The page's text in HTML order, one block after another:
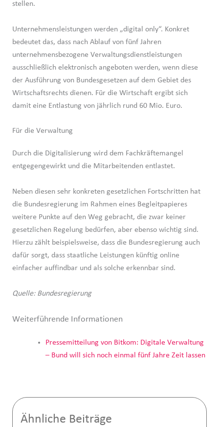
stellen.
Unternehmensleistungen werden „digital only“. Konkret
bedeutet das, dass nach Ablauf von fünf Jahren
unternehmensbezogene Verwaltungsdienstleistungen
ausschließlich elektronisch angeboten werden, wenn diese
der Ausführung von Bundesgesetzen auf dem Gebiet des
Wirtschaftsrechts dienen. Für die Wirtschaft ergibt sich
damit eine Entlastung von jährlich rund 60 Mio. Euro.
Für die Verwaltung
Durch die Digitalisierung wird dem Fachkräftemangel
entgegengewirkt und die Mitarbeitenden entlastet.
Neben diesen sehr konkreten gesetzlichen Fortschritten hat
die Bundesregierung im Rahmen eines Begleitpapieres
weitere Punkte auf den Weg gebracht, die zwar keiner
gesetzlichen Regelung bedürfen, aber ebenso wichtig sind.
Hierzu zählt beispielsweise, dass die Bundesregierung auch
dafür sorgt, dass staatliche Leistungen künftig online
einfacher auffindbar und als solche erkennbar sind.
Quelle: Bundesregierung
Weiterführende Informationen
Pressemitteilung von Bitkom: Digitale Verwaltung
– Bund will sich noch einmal fünf Jahre Zeit lassen
Ähnliche Beiträge